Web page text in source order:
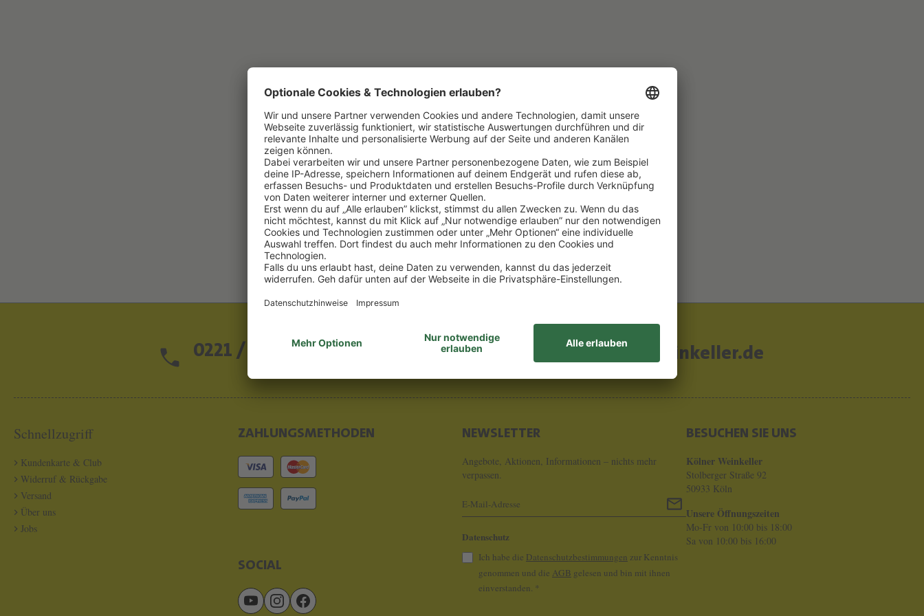
0221 / 13 97 28 - 0 info@koelner-weinkeller.de
Schnellzugriff
Kundenkarte & Club
Widerruf & Rückgabe
Versand
Über uns
Jobs
ZAHLUNGSMETHODEN
SOCIAL
NEWSLETTER
Angebote, Aktionen, Informationen – nichts mehr
verpassen.
Datenschutz
Ich habe die Datenschutzbestimmungen zur Kenntnis
genommen und die AGB gelesen und bin mit ihnen
einverstanden. *
BESUCHEN SIE UNS
Kölner Weinkeller
Stolberger Straße 92
50933 Köln
Unsere Öffnungszeiten
Mo-Fr von 10:00 bis 18:00
Sa von 10:00 bis 16:00